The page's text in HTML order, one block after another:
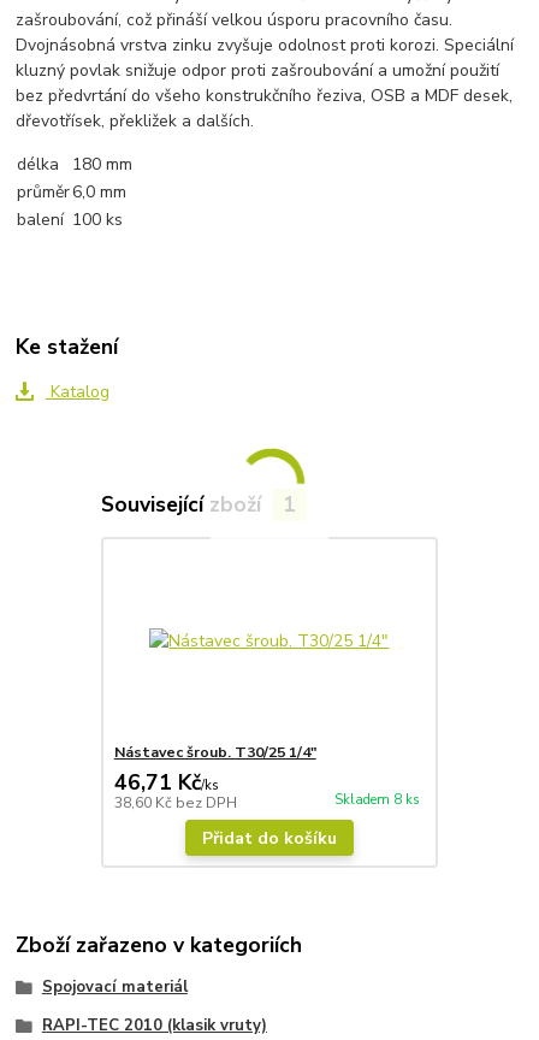
zašroubování, což přináší velkou úsporu pracovního času.
Dvojnásobná vrstva zinku zvyšuje odolnost proti korozi. Speciální
kluzný povlak snižuje odpor proti zašroubování a umožní použití
bez předvrtání do všeho konstrukčního řeziva, OSB a MDF desek,
dřevotřísek, překližek a dalších.
délka
180 mm
průměr6,0 mm
balení 100 ks
Ke stažení
Katalog
Související zboží 1
Nástavec šroub. T30/25 1/4"
46,71 Kč/ks
38,60 Kč bez DPH Skladem 8 ks
Přidat do košíku
Zboží zařazeno v kategoriích
Spojovací materiál
RAPI-TEC 2010 (klasik vruty)